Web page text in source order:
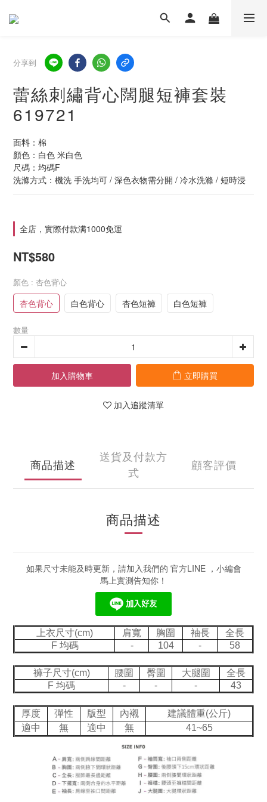
分享到
蕾絲刺繡背心闊腿短褲套裝
619721
面料：棉
顏色：白色 米白色
尺碼：均碼F
洗滌方式：機洗 手洗均可 / 深色衣物需分開 / 冷水洗滌 / 短時浸
全店，實際付款满1000免運
NT$580
顏色 : 杏色背心
杏色背心 白色背心 杏色短褲 白色短褲
數量
加入購物車 立即購買
加入追蹤清單
商品描述
送貨及付款方
式
顧客評價
商品描述
如果尺寸未能及時更新，請加入我們的 官方LINE ，小編會
馬上實測告知你！
上衣尺寸(cm) 肩寬 胸圍 袖長
全長
F 均碼
- 104 - 58
褲子尺寸(cm) 腰圍 臀圍 大腿圍
全長
F 均碼
- - - 43
厚度 彈性 版型 內襯
建議體重(公斤)
適中
無 適中 無 41~65